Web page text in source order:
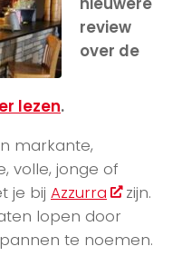
review
over de
lezen.
markante,
volle, jonge of
je bij Azzurra
zijn.
lopen door
te noemen.